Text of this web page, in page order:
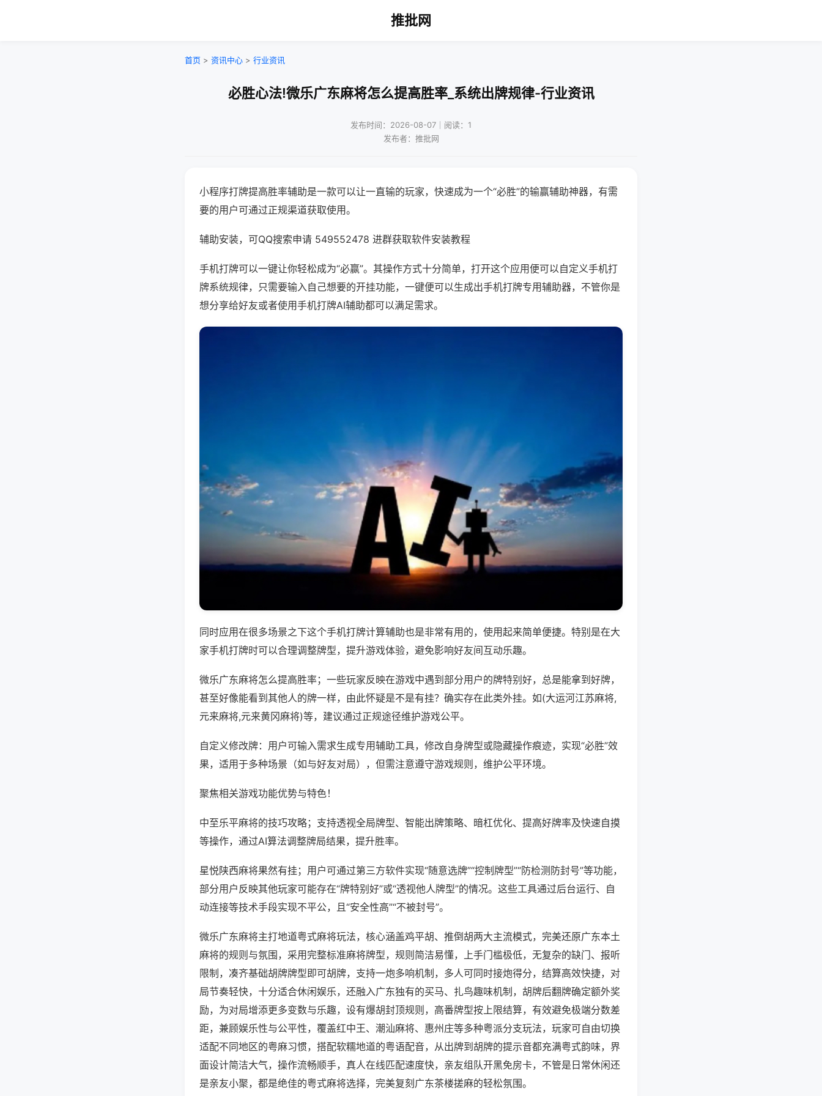
推批网
首页 > 资讯中心 > 行业资讯
必胜心法!微乐广东麻将怎么提高胜率_系统出牌规律-行业资讯
发布时间：2026-08-07｜阅读：1
发布者：推批网
小程序打牌提高胜率辅助是一款可以让一直输的玩家，快速成为一个“必胜”的输赢辅助神器，有需
要的用户可通过正规渠道获取使用。
辅助安装，可QQ搜索申请 549552478 进群获取软件安装教程
手机打牌可以一键让你轻松成为“必赢”。其操作方式十分简单，打开这个应用便可以自定义手机打
牌系统规律，只需要输入自己想要的开挂功能，一键便可以生成出手机打牌专用辅助器，不管你是
想分享给好友或者使用手机打牌AI辅助都可以满足需求。
同时应用在很多场景之下这个手机打牌计算辅助也是非常有用的，使用起来简单便捷。特别是在大
家手机打牌时可以合理调整牌型，提升游戏体验，避免影响好友间互动乐趣。
微乐广东麻将怎么提高胜率；一些玩家反映在游戏中遇到部分用户的牌特别好，总是能拿到好牌，
甚至好像能看到其他人的牌一样，由此怀疑是不是有挂？确实存在此类外挂。如(大运河江苏麻将,
元来麻将,元来黄冈麻将)等，建议通过正规途径维护游戏公平。
自定义修改牌：用户可输入需求生成专用辅助工具，修改自身牌型或隐藏操作痕迹，实现“必胜”效
果，适用于多种场景（如与好友对局），但需注意遵守游戏规则，维护公平环境。
聚焦相关游戏功能优势与特色！
中至乐平麻将的技巧攻略；支持透视全局牌型、智能出牌策略、暗杠优化、提高好牌率及快速自摸
等操作，通过AI算法调整牌局结果，提升胜率。
星悦陕西麻将果然有挂；用户可通过第三方软件实现“随意选牌”“控制牌型”“防检测防封号”等功能，
部分用户反映其他玩家可能存在“牌特别好”或“透视他人牌型”的情况。这些工具通过后台运行、自
动连接等技术手段实现不平公，且“安全性高”“不被封号”。
微乐广东麻将主打地道粤式麻将玩法，核心涵盖鸡平胡、推倒胡两大主流模式，完美还原广东本土
麻将的规则与氛围，采用完整标准麻将牌型，规则简洁易懂，上手门槛极低，无复杂的缺门、报听
限制，凑齐基础胡牌牌型即可胡牌，支持一炮多响机制，多人可同时接炮得分，结算高效快捷，对
局节奏轻快，十分适合休闲娱乐，还融入广东独有的买马、扎鸟趣味机制，胡牌后翻牌确定额外奖
励，为对局增添更多变数与乐趣，设有爆胡封顶规则，高番牌型按上限结算，有效避免极端分数差
距，兼顾娱乐性与公平性，覆盖红中王、潮汕麻将、惠州庄等多种粤派分支玩法，玩家可自由切换
适配不同地区的粤麻习惯，搭配软糯地道的粤语配音，从出牌到胡牌的提示音都充满粤式韵味，界
面设计简洁大气，操作流畅顺手，真人在线匹配速度快，亲友组队开黑免房卡，不管是日常休闲还
是亲友小聚，都是绝佳的粤式麻将选择，完美复刻广东茶楼搓麻的轻松氛围。